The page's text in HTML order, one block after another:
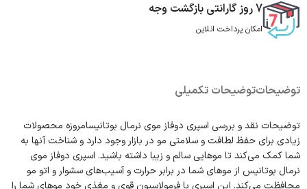
7 روز گارانتی بازگشت وجه
امکان پرداخت انلاین
توضیحاتتوضیحات تکمیلی
توضیحات نقد و بررسی اسپری دوفاز موی نرمال بوتانیسامروزه محصولات
زیادی برای حفظ لطافت و سلامتی مو در بازار وجود دارد و شناخت آنها به
شما کمک می‌کند تا موهایی سالم و زیبا داشته باشید. اسپری دوفاز موی
نرمال بوتانیس از موهای شما در برابر حرارت و آسیب‌های سشوار و اتو مو
محافظت می‌کند. این اسپری با فرمولاسیون قوی و مغذی خود موهای شما را